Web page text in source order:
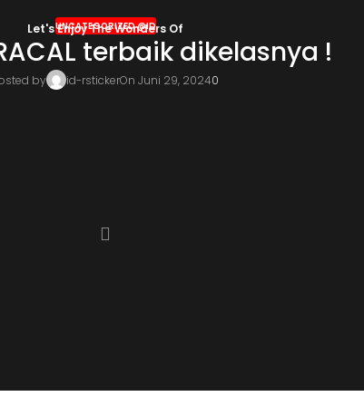
Let's Enjoy The Wonders Of
UNCATEGORIZED @ID
terbaik dikelasnya !
by id-rstickerOn Juni 29, 20240